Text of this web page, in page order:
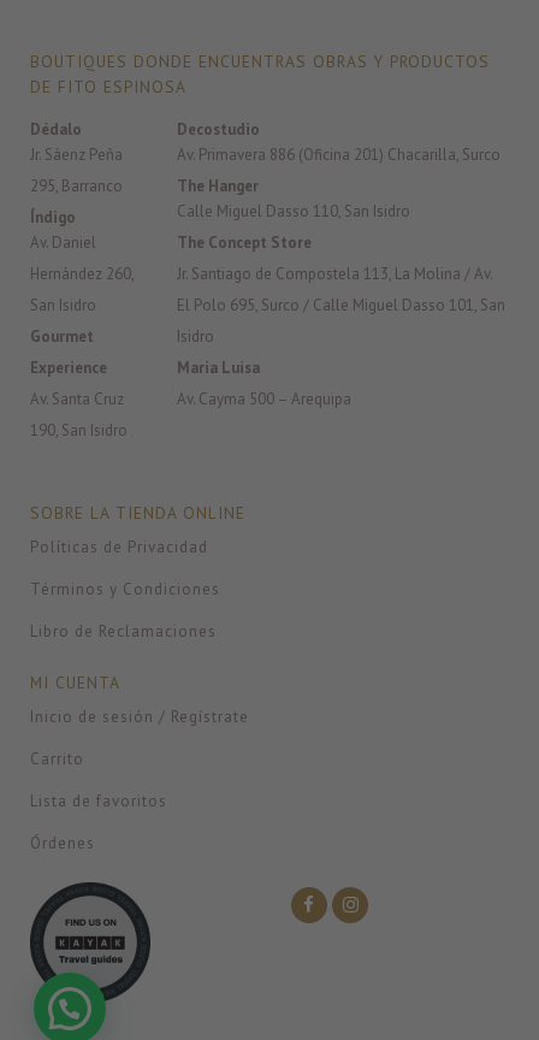
BOUTIQUES DONDE ENCUENTRAS OBRAS Y PRODUCTOS
DE FITO ESPINOSA
Dédalo
Jr. Sáenz Peña
295, Barranco
Índigo
Av. Daniel
Hernández 260,
San Isidro
Gourmet
Experience
Av. Santa Cruz
190, San Isidro
Decostudio
Av. Primavera 886 (Oficina 201) Chacarilla, Surco
The Hanger
Calle Miguel Dasso 110, San Isidro
The Concept Store
Jr. Santiago de Compostela 113, La Molina / Av.
El Polo 695, Surco / Calle Miguel Dasso 101, San
Isidro
Maria Luisa
Av. Cayma 500 – Arequipa
SOBRE LA TIENDA ONLINE
Políticas de Privacidad
Términos y Condiciones
Libro de Reclamaciones
MI CUENTA
Inicio de sesión / Regístrate
Carrito
Lista de favoritos
Órdenes